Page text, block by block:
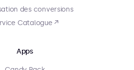
des conversions
Catalogue ↗
Apps